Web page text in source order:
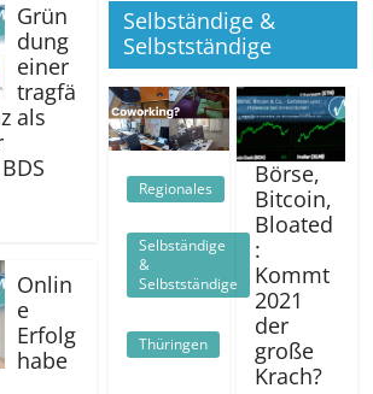
Grün
dung
einer
tragfä
als
Onlin
e
Erfolg
habe
Selbständige &
Selbstständige
Regionales
Selbständige
&
Selbstständige
Thüringen
Börse,
Bitcoin,
Bloated
:
Kommt
2021
der
große
Krach?